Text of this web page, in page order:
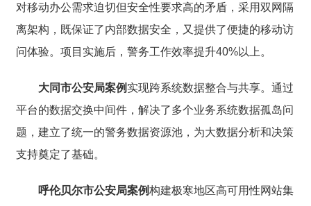
对移动办公需求迫切但安全性要求高的矛盾，采用双网隔
离架构，既保证了内部数据安全，又提供了便捷的移动访
问体验。项目实施后，警务工作效率提升40%以上。
大同市公安局案例 实现跨系统数据整合与共享。通过
平台的数据交换中间件，解决了多个业务系统数据孤岛问
题，建立了统一的警务数据资源池，为大数据分析和决策
支持奠定了基础。
呼伦贝尔市公安局案例构建极寒地区高可用性网站集